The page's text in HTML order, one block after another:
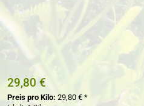
29,80 €
Preis pro Kilo: 29,80 € *